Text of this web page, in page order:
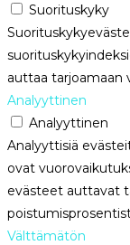
Suorituskyky
auttaa tarjoamaan
Analyyttinen
Analyyttinen
Analyyttisiä
ovat
evästeet auttavat
Välttämätön